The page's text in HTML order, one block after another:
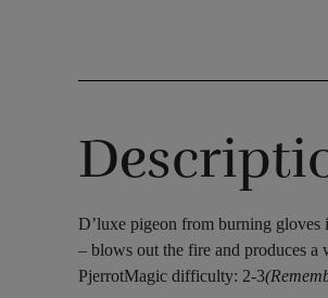
D’luxe pigeon from burning gloves
– blows out the fire and produces
PjerrotMagic difficulty: 2-3